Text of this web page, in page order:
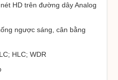
HD trên đường dây Analog
ngược sáng, cân bằng
HLC; WDR